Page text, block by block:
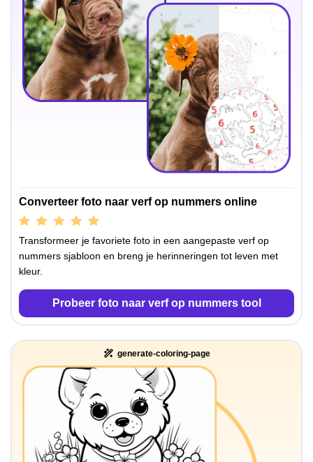
Converteer foto naar verf op nummers online
Transformeer je favoriete foto in een aangepaste verf op
nummers sjabloon en breng je herinneringen tot leven met
kleur.
Probeer foto naar verf op nummers tool
generate-coloring-page